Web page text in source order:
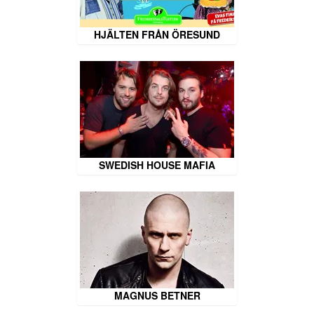
HJÄLTEN FRÅN ÖRESUND
SWEDISH HOUSE MAFIA
MAGNUS BETNER